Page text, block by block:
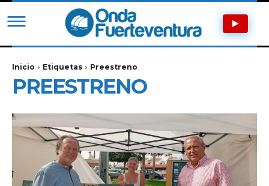
Inicio Etiquetas Preestreno
PREESTRENO